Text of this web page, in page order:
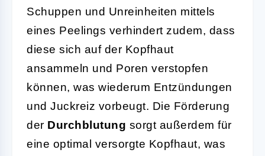
Schuppen und Unreinheiten mittels
eines Peelings verhindert zudem, dass
diese sich auf der Kopfhaut
ansammeln und Poren verstopfen
können, was wiederum Entzündungen
und Juckreiz vorbeugt. Die Förderung
der Durchblutung sorgt außerdem für
eine optimal versorgte Kopfhaut, was